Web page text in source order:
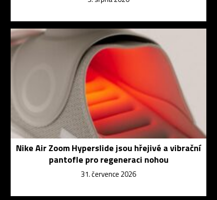
Nike Air Zoom Hyperslide jsou hřejivé a vibrační
pantofle pro regeneraci nohou
31. července 2026